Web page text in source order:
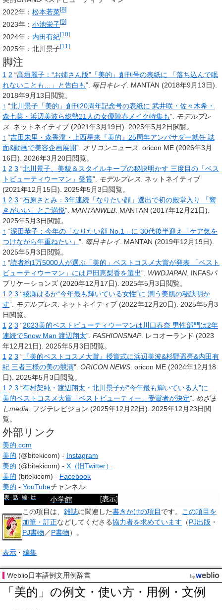
2022年： 松本若菜[8]
2023年： 小池栄子[9]
2024年： 内田有紀[10]
2025年：北川景子[11 ]
脚注
1 2 “高垣麗子：“お姉さん版”「美的」創刊号の表紙に 「落ち込んで眠
れないことも…」と告白も”. 毎日キレイ MANTAN (2018年9月13日).
2018年9月13日閲覧。
↑ “北川景子「美的」創刊20周年記念号の表紙に 武井咲・佐々木希・
森七菜・浜辺美波ら総勢21人の女優陣春メイク特集も”.
モデルプレ
ス
ネットネイティブ (2021年3月19日).
2025年5月2日閲覧。
↑ “吉田朱里・森香澄・上西星来『美的』25周年アンバサダー就任 誌
面&動画で美容企画展開”. オリコンニュース oricon ME (2026年3月
16日).
2026年3月20日閲覧。
1 2 3 “北川景子、美貌＆スタイルキープの秘訣明かす 三度目の「ベス
トビューティウーマン」受賞”. モデルプレス
ネットネイティブ
(2021年12月15日).
2025年5月3日閲覧。
1 2 3 “石原さとみ：3年連続「なりたい顔」選出で初の殿堂入り 「響
きがいい」とご満悦”. MANTANWEB MANTAN (2017年12月21日).
2025年5月3日閲覧。
↑ “深田恭子：今年の「なりたい顔 No.1」に 30代後半迎え「ケア気を
つけながら年重ねたい」 ”. 毎日キレイ MANTAN (2019年12月19日).
2025年5月3日閲覧。
↑ “読者約1万5000人が選ぶ「美的」ベストコスメ大賞が発表 「ベスト
ビューティウーマン」には戸田恵梨香を選出”. WWDJAPAN INFASパ
ブリケーションズ (2020年12月17日).
2025年5月3日閲覧。
1 2 3 “綾瀬はるか“今年最も輝いている女性”に 潤う美肌の秘訣明か
す”. モデルプレス ネットネイティブ (2022年12月20日).
2025年5月3
日閲覧。
1 2 3 “2023美的ベストビューティウーマンは川口春奈 男性部門は2年
連続でSnow Man 渡辺翔太”. FASHIONSNAP. レコオーランド (2023
年12月21日).
2025年5月3日閲覧。
1 2 3 “ 『美的ベストコスメ大賞』授賞式に浜辺美波&杉野遥亮&内田有
紀 三者三様の美の競演”. ORICON NEWS oricon ME (2024年12月18
日).
2025年5月3日閲覧。
1 2 3 “有村架純・渡辺翔太・北川景子が“今年最も輝いている人”に
美的ベストコスメ大賞「ベストビューティー」受賞者が決定”. めざま
しmedia
フジテレビジョン (2025年12月22日).
2025年12月23日閲
覧。
外部リンク
美的.com
美的 (@bitekicom) - Instagram
美的 (@bitekicom) - X（旧Twitter）
美的 (bitekicom) - Facebook
美的 - YouTubeチャンネル
[表示]
表 話 編 歴 小学館
この項目は、 雑誌に関連した書きかけの項目 です。
この項目を
加筆・訂正などしてくださる協力者を求めています （PJ出版 ・
PJ書物 ／P書物）。
表示 編集
Weblio日本語例文用例辞書
「美的」の例文・使い方・用例・文例